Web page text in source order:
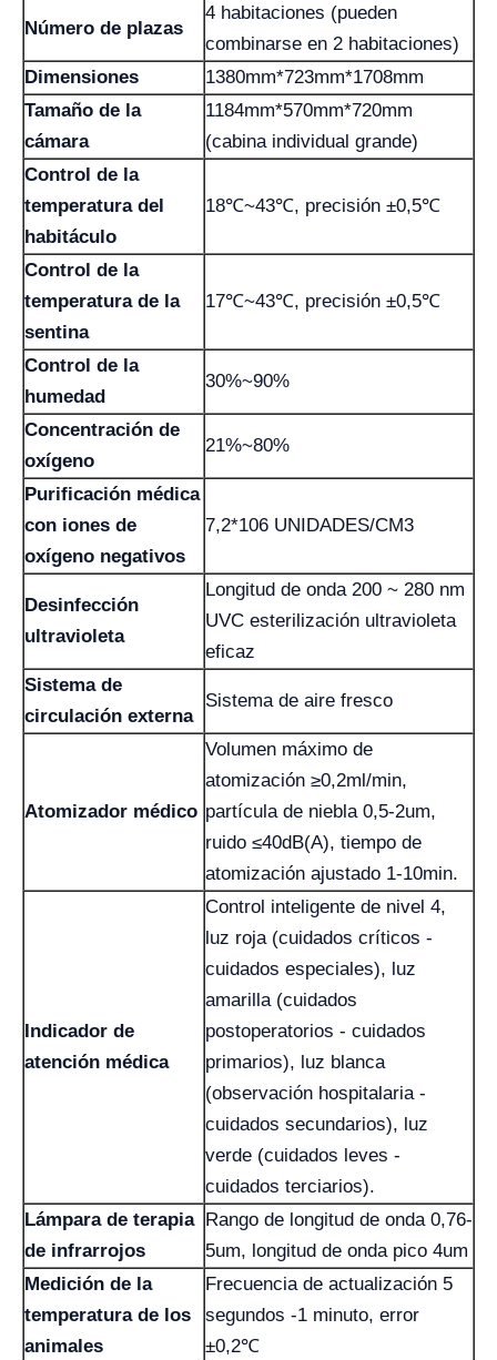
Número de plazas
4 habitaciones (pueden
combinarse en 2 habitaciones)
Dimensiones
1380mm*723mm*1708mm
Tamaño de la
cámara
1184mm*570mm*720mm
(cabina individual grande)
Control de la
temperatura del
habitáculo
18℃~43℃, precisión ±0,5℃
Control de la
temperatura de la
sentina
17℃~43℃, precisión ±0,5℃
Control de la
humedad
30%~90%
Concentración de
oxígeno
21%~80%
Purificación médica
con iones de
oxígeno negativos
7,2*106 UNIDADES/CM3
Desinfección
ultravioleta
Longitud de onda 200 ~ 280 nm
UVC esterilización ultravioleta
eficaz
Sistema de
circulación externa
Sistema de aire fresco
Atomizador médico
Volumen máximo de
atomización ≥0,2ml/min,
partícula de niebla 0,5-2um,
ruido ≤40dB(A), tiempo de
atomización ajustado 1-10min.
Indicador de
atención médica
Control inteligente de nivel 4,
luz roja (cuidados críticos -
cuidados especiales), luz
amarilla (cuidados
postoperatorios - cuidados
primarios), luz blanca
(observación hospitalaria -
cuidados secundarios), luz
verde (cuidados leves -
cuidados terciarios).
Lámpara de terapia
de infrarrojos
Rango de longitud de onda 0,76-
5um, longitud de onda pico 4um
Medición de la
temperatura de los
animales
Frecuencia de actualización 5
segundos -1 minuto, error
±0,2℃